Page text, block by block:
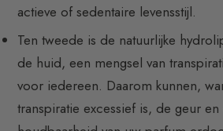
actieve of sedentaire levensstijl.
Ten tweede is de natuurlijke
de huid, een mengsel van
voor iedereen. Daarom kunnen,
transpiratie excessief is, de geur en